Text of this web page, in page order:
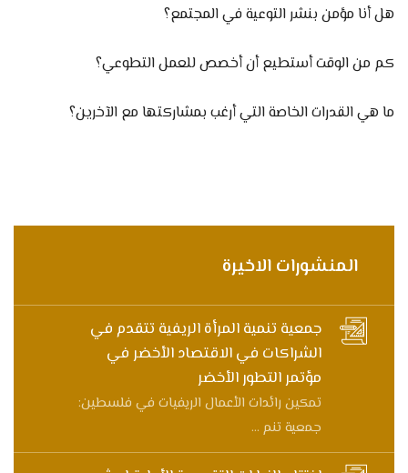
هل أنا مؤمن بنشر التوعية في المجتمع؟
كم من الوقت أستطيع أن أخصص للعمل التطوعي؟
ما هي القدرات الخاصة التي أرغب بمشاركتها مع الآخرين؟
المنشورات الاخيرة
جمعية تنمية المرأة الريفية تتقدم في
الشراكات في الاقتصاد الأخضر في
مؤتمر التطور الأخضر
تمكين رائدات الأعمال الريفيات في فلسطين:
جمعية تنم ...